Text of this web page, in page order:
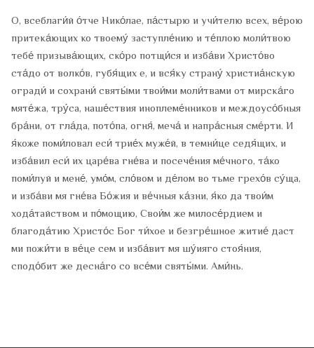
О, всеблаги́й о́тче Нико́лае, па́стырю и учи́телю всех, ве́рою
притека́ющих ко твоему́ заступле́нию и те́плою моли́твою
тебе́ призыва́ющих, ско́ро потщи́ся и изба́ви Христо́во
ста́до от волко́в, губя́щих е, и вся́ку страну́ христиа́нскую
огради́ и сохрани́ святы́ми твои́ми моли́твами от мирска́го
мяте́жа, тру́са, наше́ствия иноплеме́нников и междоусо́бныя
бра́ни, от гла́да, пото́па, огня́, меча́ и напра́сныя сме́рти. И
я́коже поми́ловал еси́ трие́х муже́й, в темни́це седя́щих, и
изба́вил еси́ их царе́ва гне́ва и посече́ния ме́чного, та́ко
поми́луй и мене́, умо́м, сло́вом и де́лом во тьме грехо́в су́ща,
и изба́ви мя гне́ва Бо́жия и ве́чныя ка́зни, я́ко да твои́м
хода́тайством и по́мощию, Свои́м же милосе́рдием и
благода́тию Христо́с Бог ти́хое и безгре́шное житие́ даст
ми пожи́ти в ве́це сем и изба́вит мя шу́ияго стоя́ния,
сподо́бит же десна́го со все́ми святы́ми. Ами́нь.